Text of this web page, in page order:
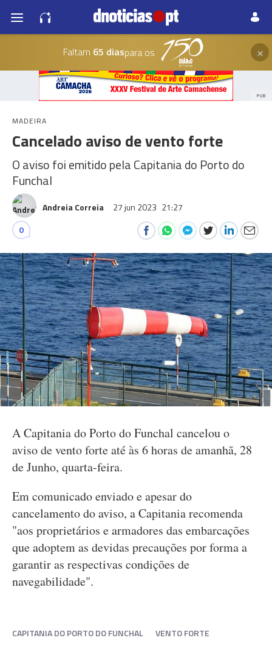
Faltam 65 diaspara os ×
PUB
MADEIRA
Cancelado aviso de vento forte
O aviso foi emitido pela Capitania do Porto do
Funchal
Andreia Correia 27 jun 2023 21:27
0
A Capitania do Porto do Funchal cancelou o
aviso de vento forte até às 6 horas de amanhã, 28
de Junho, quarta-feira.
Em comunicado enviado e apesar do
cancelamento do aviso, a Capitania recomenda
"aos proprietários e armadores das embarcações
que adoptem as devidas precauções por forma a
garantir as respectivas condições de
navegabilidade".
CAPITANIA DO PORTO DO FUNCHAL VENTO FORTE